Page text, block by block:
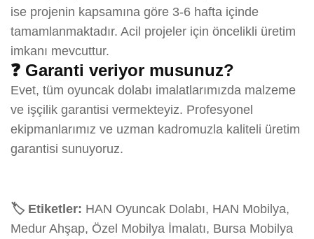
ise projenin kapsamına göre 3-6 hafta içinde
tamamlanmaktadır. Acil projeler için öncelikli üretim
imkanı mevcuttur.
❓ Garanti veriyor musunuz?
Evet, tüm oyuncak dolabı imalatlarımızda malzeme
ve işçilik garantisi vermekteyiz. Profesyonel
ekipmanlarımız ve uzman kadromuzla kaliteli üretim
garantisi sunuyoruz.
🏷️ Etiketler: HAN Oyuncak Dolabı, HAN Mobilya,
Medur Ahşap, Özel Mobilya İmalatı, Bursa Mobilya